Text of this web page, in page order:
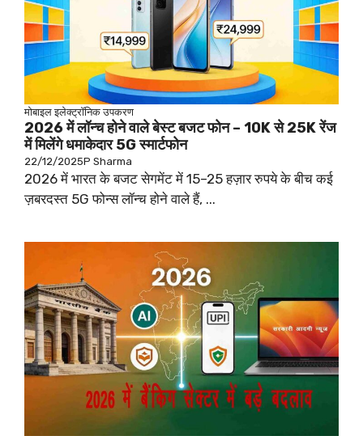
मोबाइल इलेक्ट्रॉनिक उपकरण
2026 में लॉन्च होने वाले बेस्ट बजट फोन – 10K से 25K रेंज
में मिलेंगे धमाकेदार 5G स्मार्टफोन
22/12/2025P Sharma
2026 में भारत के बजट सेगमेंट में 15–25 हज़ार रुपये के बीच कई
ज़बरदस्त 5G फोन्स लॉन्च होने वाले हैं, ...